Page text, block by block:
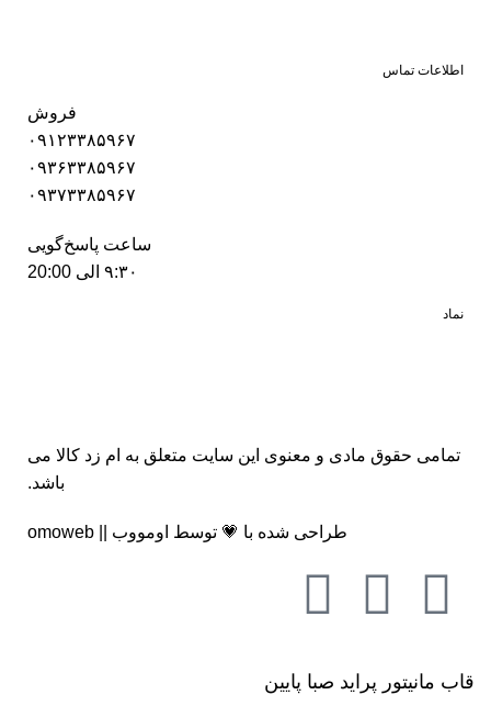
اطلاعات تماس
فروش
۰۹۱۲۳۳۸۵۹۶۷
۰۹۳۶۳۳۸۵۹۶۷
۰۹۳۷۳۳۸۵۹۶۷
ساعت پاسخ‌گویی
۹:۳۰ الی 20:00
نماد
تمامی حقوق مادی و معنوی این سایت متعلق به ام زد کالا می
باشد.
طراحی شده با 💗 توسط اومووب || omoweb
قاب مانیتور پراید صبا پایین